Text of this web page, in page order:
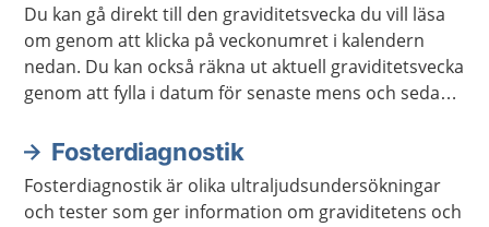
Du kan gå direkt till den graviditetsvecka du vill läsa
om genom att klicka på veckonumret i kalendern
nedan. Du kan också räkna ut aktuell graviditetsvecka
genom att fylla i datum för senaste mens och sedan
beräknat födelsedatum kan i stället ange det direkt.
Fosterdiagnostik
Fosterdiagnostik är olika ultraljudsundersökningar
och tester som ger information om graviditetens och